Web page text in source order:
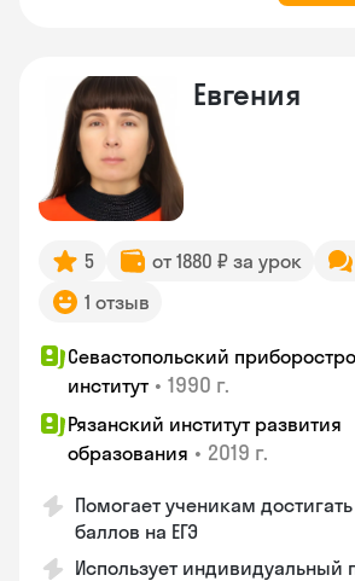
Евгения
5 от 1880 ₽ за урок
1 отзыв
Севастопольский
институт • 1990 г.
Рязанский институт развития
образования • 2019 г.
Помогает ученикам
баллов на ЕГЭ
Использует индивидуальный